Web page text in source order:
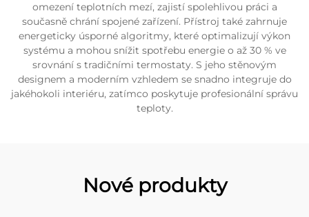
omezení teplotních mezí, zajistí spolehlivou práci a
současně chrání spojené zařízení. Přístroj také zahrnuje
energeticky úsporné algoritmy, které optimalizují výkon
systému a mohou snížit spotřebu energie o až 30 % ve
srovnání s tradičními termostaty. S jeho stěnovým
designem a moderním vzhledem se snadno integruje do
jakéhokoli interiéru, zatímco poskytuje profesionální správu
teploty.
Nové produkty